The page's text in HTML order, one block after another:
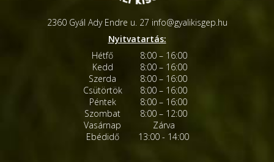
2360 Gyál Ady Endre u. 27 info@gyalikisgep.hu
Nyitvatartás:
Hétfő
8:00 – 16:00
Kedd
8:00 – 16:00
Szerda
8:00 – 16:00
Csütörtök
8:00 – 16:00
Péntek
8:00 – 16:00
Szombat
8:00 – 12:00
Vasárnap
Zárva
Ebédidő
13:00 - 14:00